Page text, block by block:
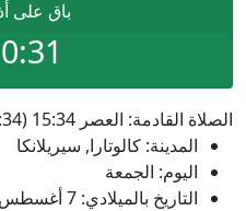
باق على
الصلاة القادمة: العصر 15:34 (03:34 PM)
المدينة: كالوتارا, سيريلانكا
اليوم: الجمعة
التاريخ بالميلادي: 7 أغسطس (آب) 2026